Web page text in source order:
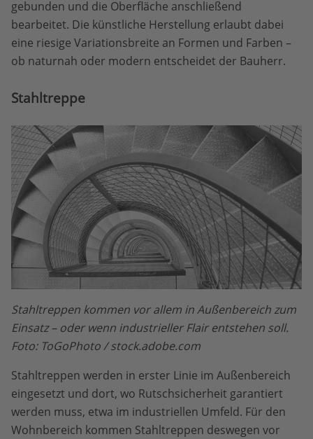
gebunden und die Oberfläche anschließend
bearbeitet. Die künstliche Herstellung erlaubt dabei
eine riesige Variationsbreite an Formen und Farben –
ob naturnah oder modern entscheidet der Bauherr.
Stahltreppe
Stahltreppen kommen vor allem in Außenbereich zum
Einsatz – oder wenn industrieller Flair entstehen soll.
Foto: ToGoPhoto / stock.adobe.com
Stahltreppen werden in erster Linie im Außenbereich
eingesetzt und dort, wo Rutschsicherheit garantiert
werden muss, etwa im industriellen Umfeld. Für den
Wohnbereich kommen Stahltreppen deswegen vor